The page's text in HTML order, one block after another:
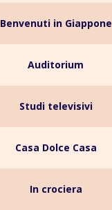
Benvenuti in Giappone
Auditorium
Studi televisivi
Casa Dolce Casa
In crociera